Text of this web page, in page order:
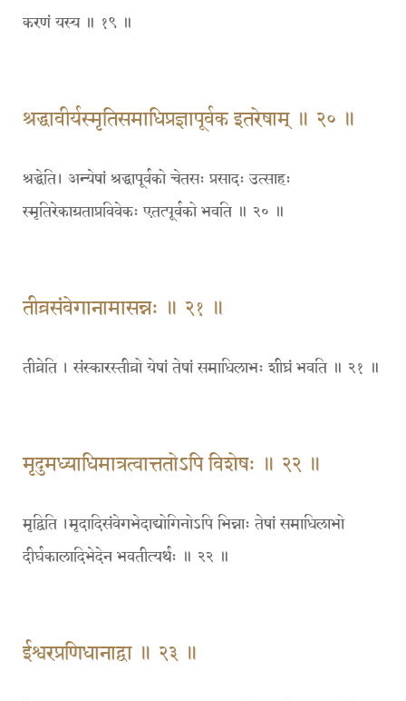
करणं यस्य ॥ १९ ॥
श्रद्धावीर्यस्मृतिसमाधिप्रज्ञापूर्वक इतरेषाम् ॥ २० ॥
श्रद्धेति। अन्येषां श्रद्धापूर्वको चेतसः प्रसादः उत्साहः
स्मृतिरेकाग्रताप्रविवेकः एतत्पूर्वको भवति ॥ २० ॥
तीव्रसंवेगानामासन्नः ॥ २१ ॥
तीव्रेति । संस्कारस्तीव्रो येषां तेषां समाधिलाभः शीघ्रं भवति ॥ २१ ॥
मृदुमध्याधिमात्रत्वात्ततोऽपि विशेषः ॥ २२ ॥
मृद्विति ।मृदादिसंवेगभेदाद्योगिनोऽपि भिन्नाः तेषां समाधिलाभो
दीर्घकालादिभेदेन भवतीत्यर्थः ॥ २२ ॥
ईश्वरप्रणिधानाद्वा ॥ २३ ॥